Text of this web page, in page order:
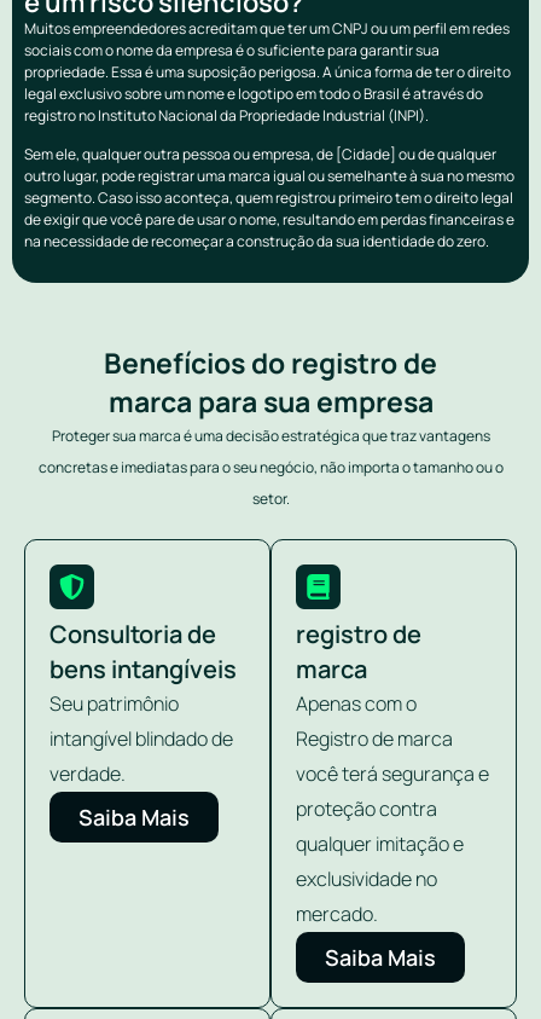
Muitos empreendedores acreditam que ter um CNPJ ou um perfil em redes
sociais com o nome da empresa é o suficiente para garantir sua
propriedade. Essa é uma suposição perigosa. A única forma de ter o direito
legal exclusivo sobre um nome e logotipo em todo o Brasil é através do
registro no Instituto Nacional da Propriedade Industrial (INPI).
Sem ele, qualquer outra pessoa ou empresa, de [Cidade] ou de qualquer
outro lugar, pode registrar uma marca igual ou semelhante à sua no mesmo
segmento. Caso isso aconteça, quem registrou primeiro tem o direito legal
de exigir que você pare de usar o nome, resultando em perdas financeiras e
na necessidade de recomeçar a construção da sua identidade do zero.
Benefícios do registro de
marca para sua empresa
Proteger sua marca é uma decisão estratégica que traz vantagens
concretas e imediatas para o seu negócio, não importa o tamanho ou o
setor.
Consultoria de
bens intangíveis
Seu patrimônio
intangível blindado de
verdade.
Saiba Mais
registro de
marca
Apenas com o
Registro de marca
você terá segurança e
proteção contra
qualquer imitação e
exclusividade no
mercado.
Saiba Mais